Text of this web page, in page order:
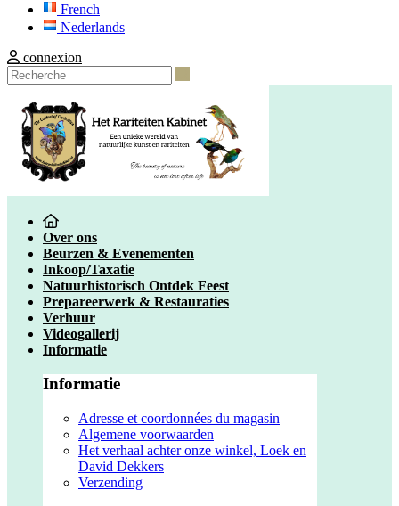
French
Nederlands
connexion
Over ons
Beurzen & Evenementen
Inkoop/Taxatie
Natuurhistorisch Ontdek Feest
Prepareerwerk & Restauraties
Verhuur
Videogallerij
Informatie
Informatie
Adresse et coordonnées du magasin
Algemene voorwaarden
Het verhaal achter onze winkel, Loek en
David Dekkers
Verzending